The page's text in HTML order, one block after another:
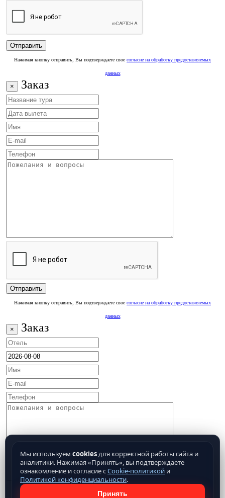
Нажимая кнопку отправить, Вы подтверждаете свое согласие на обработку предоставляемых
данных
× Заказ
Нажимая кнопку отправить, Вы подтверждаете свое согласие на обработку предоставляемых
данных
× Заказ
Мы используем cookiesдля корректной работы сайта и
аналитики. Нажимая «Принять», вы подтверждаете
ознакомление и согласие сCookie-политикой и
Политикой конфиденциальности.
Принять